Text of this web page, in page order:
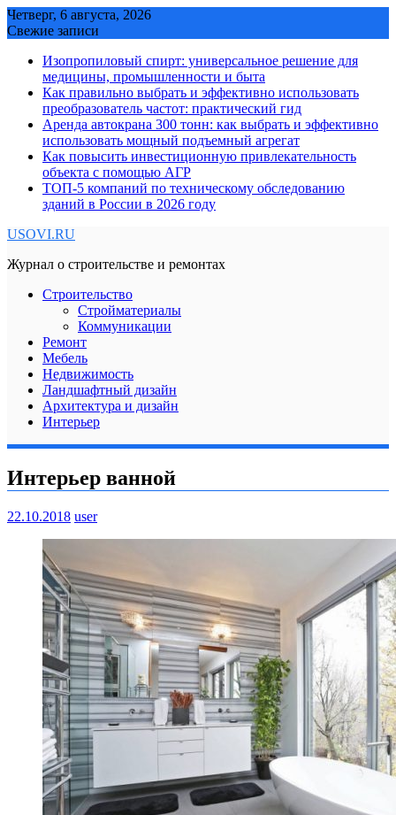
Skip
to
Четверг, 6 августа, 2026
Свежие записи
Изопропиловый спирт: универсальное решение для
медицины, промышленности и быта
Как правильно выбрать и эффективно использовать
преобразователь частот: практический гид
Аренда автокрана 300 тонн: как выбрать и эффективно
использовать мощный подъемный агрегат
Как повысить инвестиционную привлекательность
объекта с помощью АГР
ТОП-5 компаний по техническому обследованию
зданий в России в 2026 году
USOVI.RU
Журнал о строительстве и ремонтах
Строительство
Стройматериалы
Коммуникации
Ремонт
Мебель
Недвижимость
Ландшафтный дизайн
Архитектура и дизайн
Интерьер
Интерьер ванной
22.10.2018 user